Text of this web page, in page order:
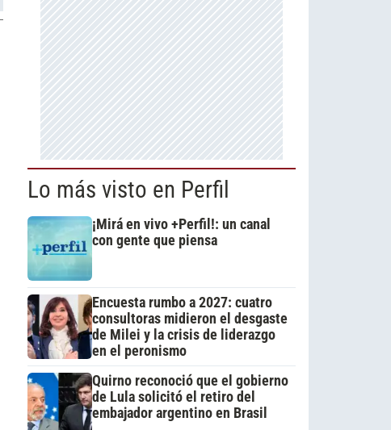
Lo más visto en Perfil
¡Mirá en vivo +Perfil!: un canal
con gente que piensa
Encuesta rumbo a 2027: cuatro
consultoras midieron el desgaste
de Milei y la crisis de liderazgo
en el peronismo
Quirno reconoció que el gobierno
de Lula solicitó el retiro del
embajador argentino en Brasil